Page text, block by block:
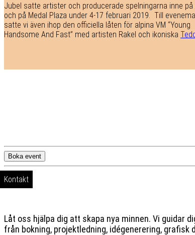
Jubel satte artister och producerade spelningarna inne på
och på Medal Plaza under 4-17 februari 2019. Till
satte vi även ihop den officiella låten för alpina VM “Young
Handsome And Fast” med artisten Rakel och ikoniska
Boka event
Kontakt
Låt oss hjälpa dig att skapa nya minnen. Vi
från bokning, projektledning, idégenerering, grafisk